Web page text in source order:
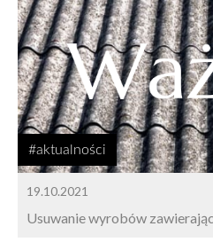
#aktualności
19.10.2021
Usuwanie wyrobów